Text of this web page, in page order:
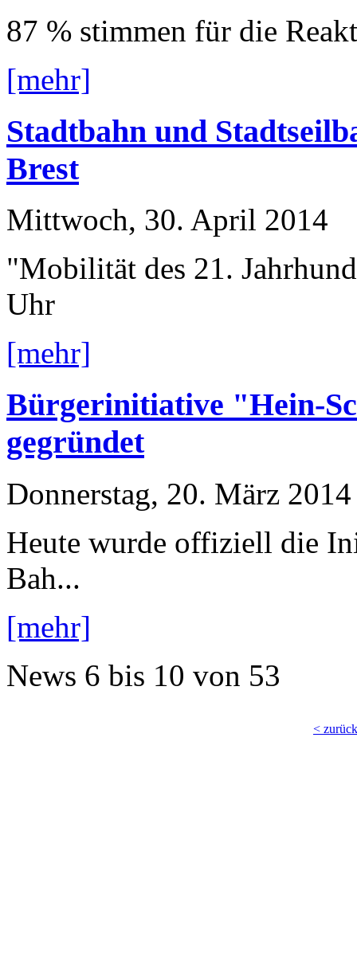
87 % stimmen für die
[mehr]
Stadtbahn und
Brest
Mittwoch, 30. April 2014
"Mobilität des 21.
Uhr
[mehr]
Bürgerinitiative "Hein-
gegründet
Donnerstag, 20. März 2014
Heute wurde offiziell die
Bah...
[mehr]
News 6 bis 10 von 53
< zurück